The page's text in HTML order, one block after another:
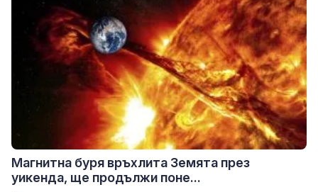
Магнитна буря връхлита Земята през
уикенда, ще продължи поне...